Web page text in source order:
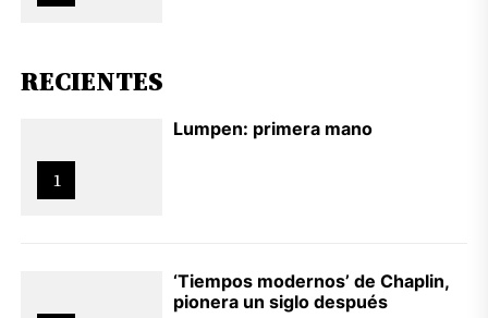
RECIENTES
1
Lumpen: primera mano
‘Tiempos modernos’ de Chaplin,
pionera un siglo después